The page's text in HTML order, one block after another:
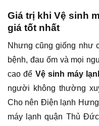
Giá trị khi Vệ sinh
giá tốt nhất
Nhưng cũng giống như
bệnh, đau ốm và mọi
cao để Vệ sinh máy
người không thường
Cho nên Điện lạnh
máy lạnh quận Thủ